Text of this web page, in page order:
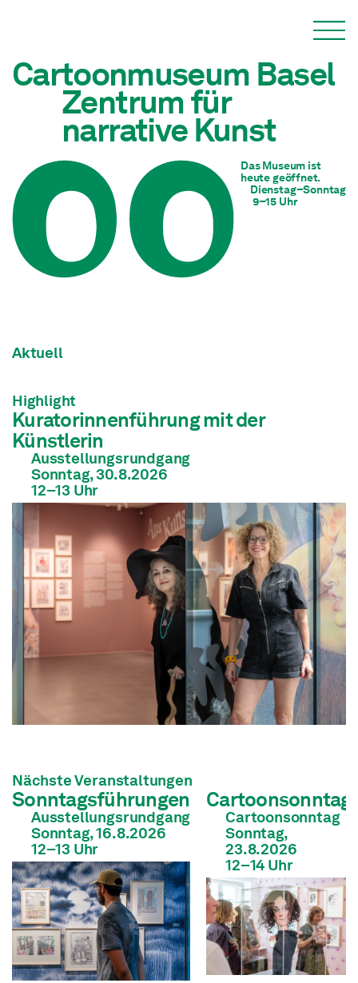
Cartoonmuseum Basel
Zentrum für
narrative Kunst
Das Museum ist
heute geöffnet.
Dienstag–Sonntag
9–15 Uhr
Aktuell
Highlight
Kuratorinnenführung mit der
Künstlerin
Ausstellungsrundgang
Sonntag, 30.8.2026
12–13 Uhr
Nächste Veranstaltungen
Sonntagsführungen
Ausstellungsrundgang
Sonntag, 16.8.2026
12–13 Uhr
Cartoonsonntag
Cartoonsonntag
Sonntag,
23.8.2026
12–14 Uhr